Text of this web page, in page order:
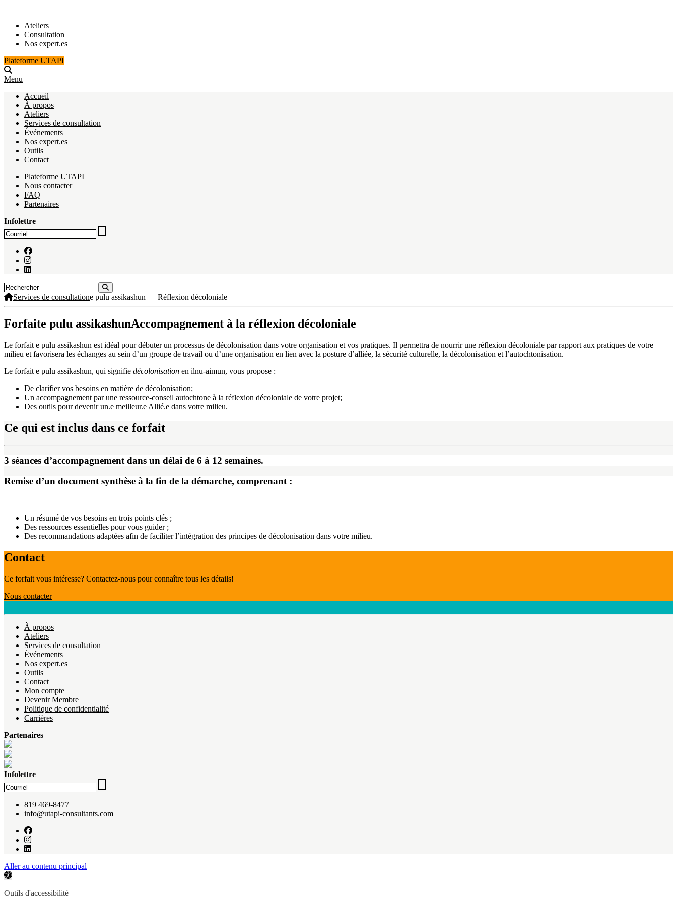
Ateliers
Consultation
Nos expert.es
Plateforme UTAPI
Menu
Accueil
À propos
Ateliers
Services de consultation
Événements
Nos expert.es
Outils
Contact
Plateforme UTAPI
Nous contacter
FAQ
Partenaires
Infolettre
Services de consultatione pulu assikashun — Réflexion décoloniale
Forfaite pulu assikashunAccompagnement à la réflexion décoloniale
Le forfait e pulu assikashun est idéal pour débuter un processus de décolonisation dans votre organisation et vos pratiques. Il permettra de nourrir une réflexion décoloniale par rapport aux pratiques de votre
milieu et favorisera les échanges au sein d’un groupe de travail ou d’une organisation en lien avec la posture d’alliée, la sécurité culturelle, la décolonisation et l’autochtonisation.
Le forfait e pulu assikashun, qui signifie décolonisation en ilnu-aimun, vous propose :
De clarifier vos besoins en matière de décolonisation;
Un accompagnement par une ressource-conseil autochtone à la réflexion décoloniale de votre projet;
Des outils pour devenir un.e meilleur.e Allié.e dans votre milieu.
Ce qui est inclus dans ce forfait
3 séances d’accompagnement dans un délai de 6 à 12 semaines.
Remise d’un document synthèse à la fin de la démarche, comprenant :
Un résumé de vos besoins en trois points clés ;
Des ressources essentielles pour vous guider ;
Des recommandations adaptées afin de faciliter l’intégration des principes de décolonisation dans votre milieu.
Contact
Ce forfait vous intéresse? Contactez-nous pour connaître tous les détails!
Nous contacter
À propos
Ateliers
Services de consultation
Événements
Nos expert.es
Outils
Contact
Mon compte
Devenir Membre
Politique de confidentialité
Carrières
Partenaires
Infolettre
819 469-8477
info@utapi-consultants.com
Aller au contenu principal
Ouvrir la barre d’outils
Outils d'accessibilité